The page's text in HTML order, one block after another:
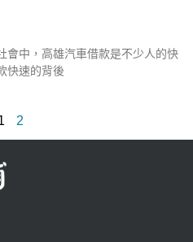
會中，高雄汽車借款是不少人的快
快速的背後
2